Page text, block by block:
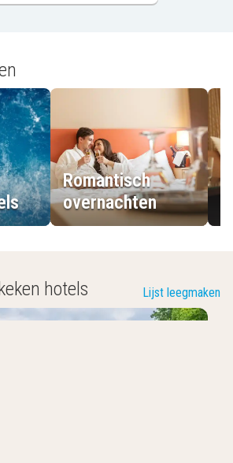
Romantisch
overnachten
hotels Lijst leegmaken